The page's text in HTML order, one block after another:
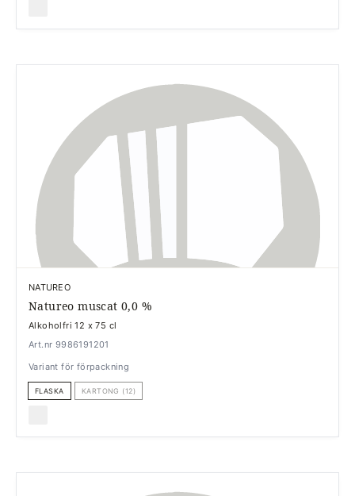
NATUREO
Natureo muscat 0,0 %
Alkoholfri 12 x 75 cl
Art.nr 9986191201
Variant för förpackning
FLASKA KARTONG (12)